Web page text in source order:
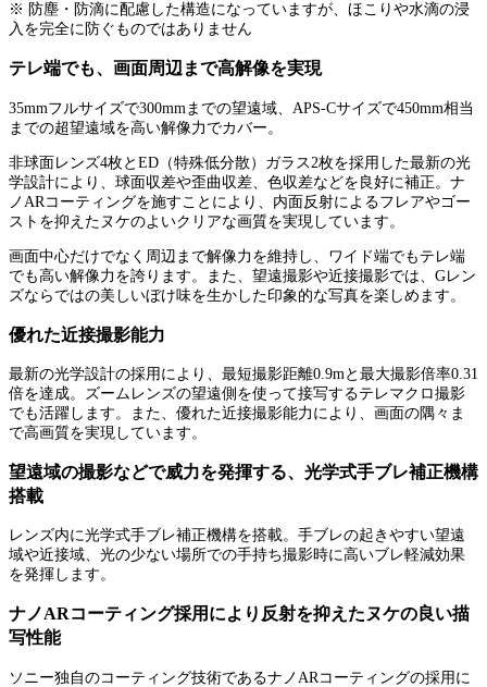
※ 防塵・防滴に配慮した構造になっていますが、ほこりや水滴の浸
入を完全に防ぐものではありません
テレ端でも、画面周辺まで高解像を実現
35mmフルサイズで300mmまでの望遠域、APS-Cサイズで450mm相当
までの超望遠域を高い解像力でカバー。
非球面レンズ4枚とED（特殊低分散）ガラス2枚を採用した最新の光
学設計により、球面収差や歪曲収差、色収差などを良好に補正。ナ
ノARコーティングを施すことにより、内面反射によるフレアやゴー
ストを抑えたヌケのよいクリアな画質を実現しています。
画面中心だけでなく周辺まで解像力を維持し、ワイド端でもテレ端
でも高い解像力を誇ります。また、望遠撮影や近接撮影では、Gレン
ズならではの美しいぼけ味を生かした印象的な写真を楽しめます。
優れた近接撮影能力
最新の光学設計の採用により、最短撮影距離0.9mと最大撮影倍率0.31
倍を達成。ズームレンズの望遠側を使って接写するテレマクロ撮影
でも活躍します。また、優れた近接撮影能力により、画面の隅々ま
で高画質を実現しています。
望遠域の撮影などで威力を発揮する、光学式手ブレ補正機構
搭載
レンズ内に光学式手ブレ補正機構を搭載。手ブレの起きやすい望遠
域や近接域、光の少ない場所での手持ち撮影時に高いブレ軽減効果
を発揮します。
ナノARコーティング採用により反射を抑えたヌケの良い描
写性能
ソニー独自のコーティング技術であるナノARコーティングの採用に